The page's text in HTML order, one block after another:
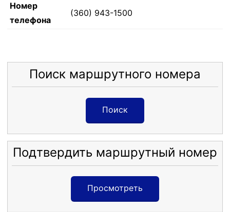
Номер
телефона
(360) 943-1500
Поиск маршрутного номера
Поиск
Подтвердить маршрутный номер
Просмотреть